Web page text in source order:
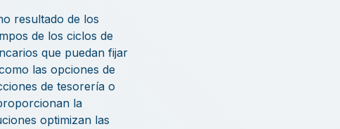
resultado de los
de los ciclos de
que puedan fijar
las opciones de
de tesorería o
la
optimizan las